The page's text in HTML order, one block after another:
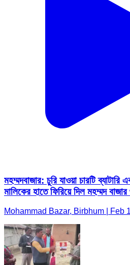
মহম্মদবাজার: চুরি যাওয়া চারটি ব্যাটারি
মালিকের হাতে ফিরিয়ে দিল মহম্মদ
Mohammad Bazar, Birbhum | Feb